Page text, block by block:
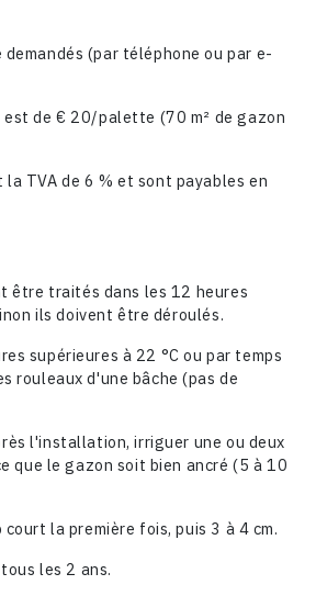
(par téléphone ou par e-
de € 20/palette (70 m² de gazon
la TVA de 6 % et sont payables en
être traités dans les 12 heures
ils doivent être déroulés.
supérieures à 22 °C ou par temps
rouleaux d'une bâche (pas de
l'installation, irriguer une ou deux
que le gazon soit bien ancré (5 à 10
la première fois, puis 3 à 4 cm.
les 2 ans.